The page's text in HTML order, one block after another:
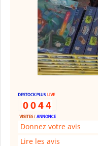
Donnez votre avis
Lire les avis